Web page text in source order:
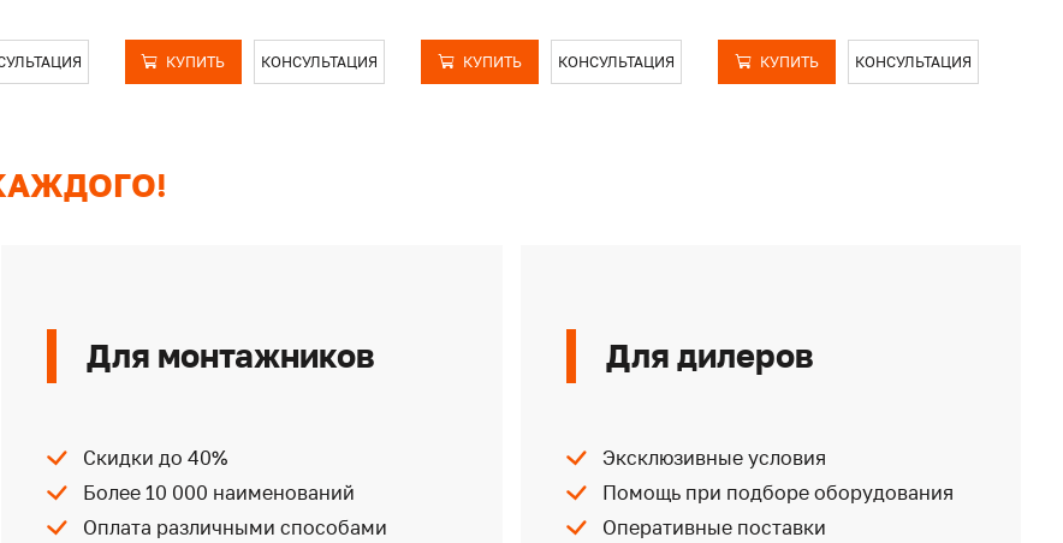
КУПИТЬ КОНСУЛЬТАЦИЯ КУПИТЬ КОНСУЛЬТАЦИЯ КУПИТЬ КОНСУЛЬТАЦИЯ
Для монтажников
Скидки до 40%
Более 10 000 наименований
Оплата различными способами
Для дилеров
Эксклюзивные условия
Помощь при подборе оборудования
Оперативные поставки